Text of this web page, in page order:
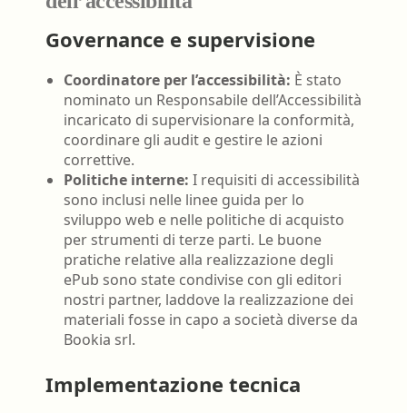
Governance e supervisione
Coordinatore per l’accessibilità: È stato
nominato un Responsabile dell’Accessibilità
incaricato di supervisionare la conformità,
coordinare gli audit e gestire le azioni
correttive.
Politiche interne: I requisiti di accessibilità
sono inclusi nelle linee guida per lo
sviluppo web e nelle politiche di acquisto
per strumenti di terze parti. Le buone
pratiche relative alla realizzazione degli
ePub sono state condivise con gli editori
nostri partner, laddove la realizzazione dei
materiali fosse in capo a società diverse da
Bookia srl.
Implementazione tecnica